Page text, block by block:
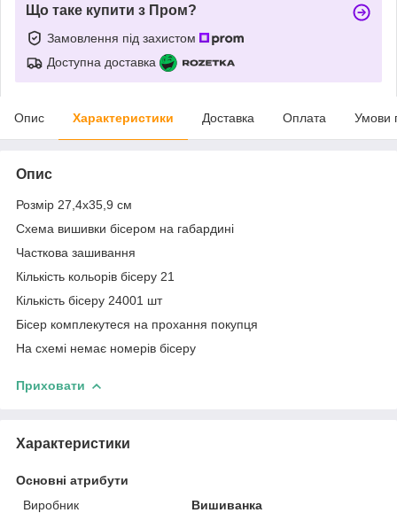
Що таке купити з Пром?
Замовлення під захистом
Доступна доставка
Опис Характеристики Доставка Оплата Умови
Опис
Розмір 27,4х35,9 см
Схема вишивки бісером на габардині
Часткова зашивання
Кількість кольорів бісеру 21
Кількість бісеру 24001 шт
Бісер комплекутеся на прохання покупця
На схемі немає номерів бісеру
Приховати
Характеристики
Основні атрибути
Виробник
Вишиванка